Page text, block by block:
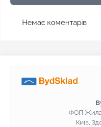
Немає коментарів
ФОП Жила
Київ,